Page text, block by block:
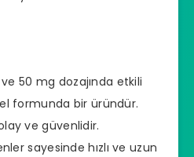
50 mg dozajında etkili
formunda bir üründür.
ve güvenlidir.
sayesinde hızlı ve uzun